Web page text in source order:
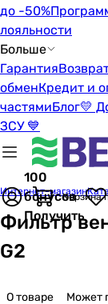
до -50%
лояльности
Больше
Гарантия
обменКредит и
частямиБлог💛
ЗСУ 💙
100
бонусов
Получить
Корзина
Интернет-магазин
Фильтр
G2
О товаре Может